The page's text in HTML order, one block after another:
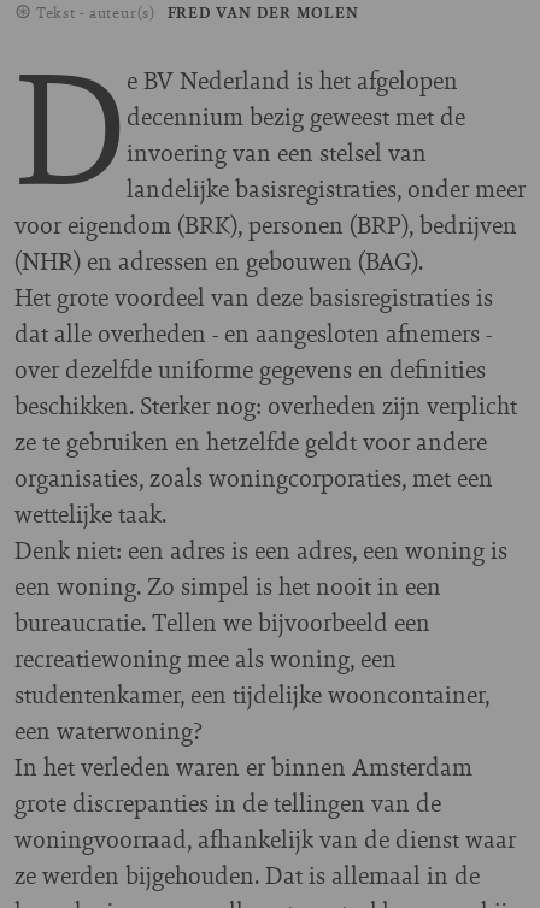
Tekst - auteur(s) FRED VAN DER MOLEN
D e BV Nederland is het afgelopen
decennium bezig geweest met de
invoering van een stelsel van
landelijke basisregistraties, onder meer
voor eigendom (BRK), personen (BRP), bedrijven
(NHR) en adressen en gebouwen (BAG).
Het grote voordeel van deze basisregistraties is
dat alle overheden - en aangesloten afnemers -
over dezelfde uniforme gegevens en definities
beschikken. Sterker nog: overheden zijn verplicht
ze te gebruiken en hetzelfde geldt voor andere
organisaties, zoals woningcorporaties, met een
wettelijke taak.
Denk niet: een adres is een adres, een woning is
een woning. Zo simpel is het nooit in een
bureaucratie. Tellen we bijvoorbeeld een
recreatiewoning mee als woning, een
studentenkamer, een tijdelijke wooncontainer,
een waterwoning?
In het verleden waren er binnen Amsterdam
grote discrepanties in de tellingen van de
woningvoorraad, afhankelijk van de dienst waar
ze werden bijgehouden. Dat is allemaal in de